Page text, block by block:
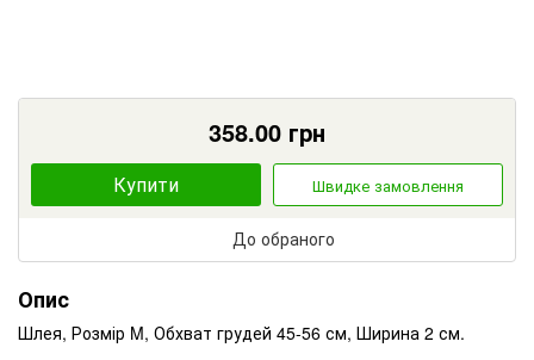
358.00 грн
Купити Швидке замовлення
До обраного
Опис
Шлея, Розмір M, Обхват грудей 45-56 см, Ширина 2 см.